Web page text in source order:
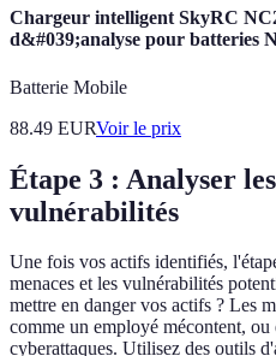
Chargeur intelligent SkyRC
d&#039;analyse pour batteries
Batterie Mobile
88.49 EURVoir le prix
Étape 3 : Analyser
vulnérabilités
Une fois vos actifs identifiés,
menaces et les vulnérabilités
mettre en danger vos actifs ? Les
comme un employé mécontent, ou
cyberattaques. Utilisez des outils